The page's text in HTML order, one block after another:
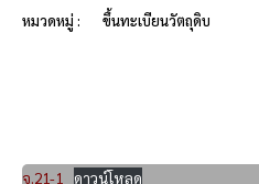
หมวดหมู่ : ขึ้นทะเบียนวัตถุดิบ
จ.21-1 ดาวน์โหลด